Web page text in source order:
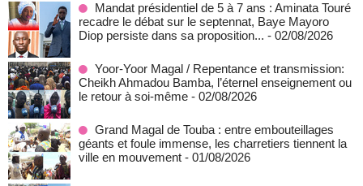
Mandat présidentiel de 5 à 7 ans : Aminata Touré
recadre le débat sur le septennat, Baye Mayoro
Diop persiste dans sa proposition... - 02/08/2026
Yoor-Yoor Magal / Repentance et transmission:
Cheikh Ahmadou Bamba, l’éternel enseignement ou
le retour à soi-même - 02/08/2026
Grand Magal de Touba : entre embouteillages
géants et foule immense, les charretiers tiennent la
ville en mouvement - 01/08/2026